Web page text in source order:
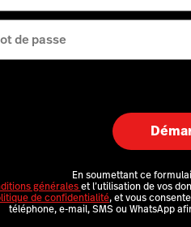
de passe
En soumettant ce
généraleset l’utilisation de vos
de confidentialité, et vous
téléphone, e-mail, SMS ou WhatsApp